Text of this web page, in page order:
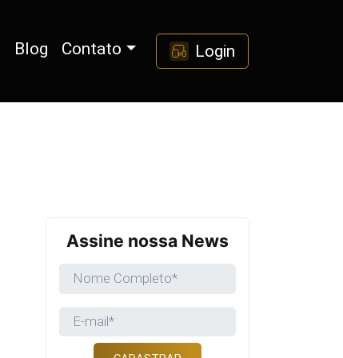
Blog Contato Login
Assine nossa News